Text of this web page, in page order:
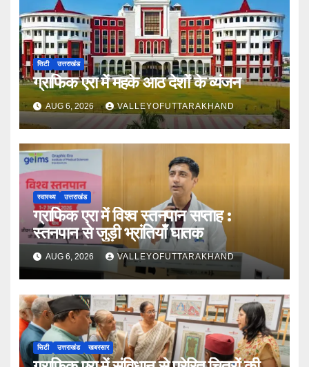
सिटी उत्तराखंड
ग्राफिक एरा में महके आठ देशों के व्यंजन
AUG 6, 2026 VALLEYOFUTTARAKHAND
स्वास्थ्य उत्तराखंड
ग्राफिक एरा में विश्व स्तनपान सप्ताह :
स्तनपान से जुड़ी भ्रांतियाँ घातक
AUG 6, 2026 VALLEYOFUTTARAKHAND
सिटी उत्तराखंड खबरसार